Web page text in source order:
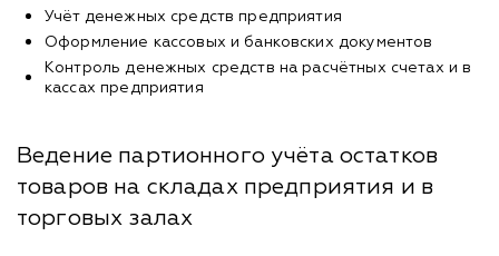
Учёт денежных средств предприятия
Оформление кассовых и банковских документов
Контроль денежных средств на расчётных счетах и в
кассах предприятия
Ведение партионного учёта остатков
товаров на складах предприятия и в
торговых залах